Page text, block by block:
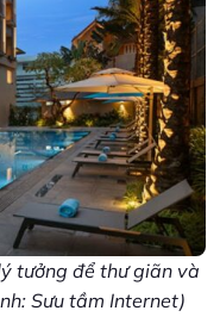
tưởng để thư giãn và
Sưu tầm Internet)